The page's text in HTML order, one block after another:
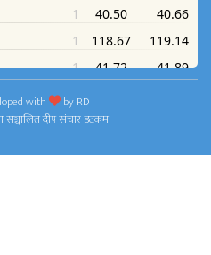
with byRD
सञ्चालित दीप संचार डटकम